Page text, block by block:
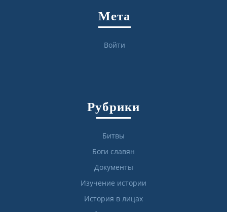
Мета
Войти
Рубрики
Битвы
Боги славян
Документы
Изучение истории
История в лицах